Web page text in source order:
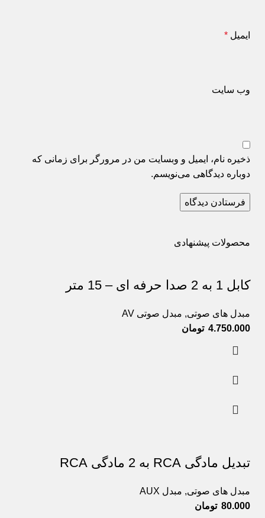
ایمیل *
وب‌ سایت
ذخیره نام، ایمیل و وبسایت من در مرورگر برای زمانی که
دوباره دیدگاهی می‌نویسم.
محصولات پیشنهادی
کابل 1 به 2 صدا حرفه ای – 15 متر
مبدل های صوتی, مبدل صوتی AV
4.750.000 تومان
تبدیل مادگی RCA به 2 مادگی RCA
مبدل های صوتی, مبدل AUX
80.000 تومان